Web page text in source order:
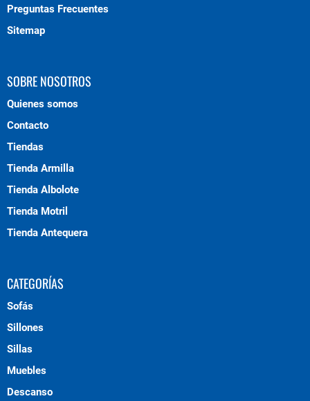
Preguntas Frecuentes
Sitemap
SOBRE NOSOTROS
Quienes somos
Contacto
Tiendas
Tienda Armilla
Tienda Albolote
Tienda Motril
Tienda Antequera
CATEGORÍAS
Sofás
Sillones
Sillas
Muebles
Descanso